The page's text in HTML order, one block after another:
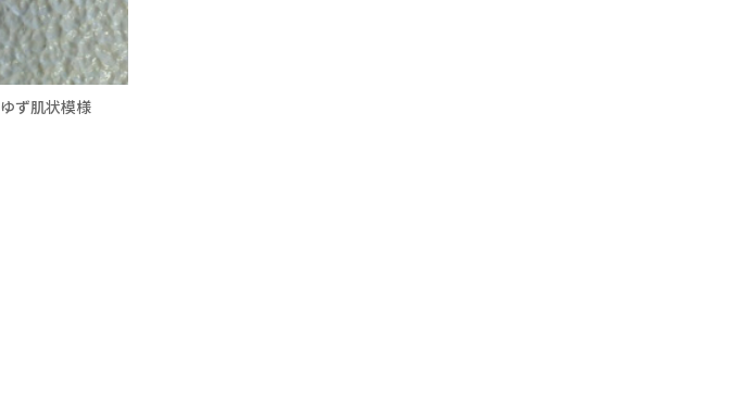
ゆず肌状模様